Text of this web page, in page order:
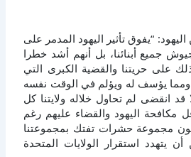
“يفوق تأثير اليهود المدمر على
جميع أبنائنا، بل أنهم أشد خطرا
على حريتنا والقضية الكبرى التي
ومما يؤسف له ويؤلم في الوقت نفسه
انقضى لم تحاول خلاله ولايتنا كل
مكافحة اليهود والقضاء عليهم رغم
مجموعة حشرات تفتك بمجموعتنا
يتهدد استقرار الولايات المتحدة